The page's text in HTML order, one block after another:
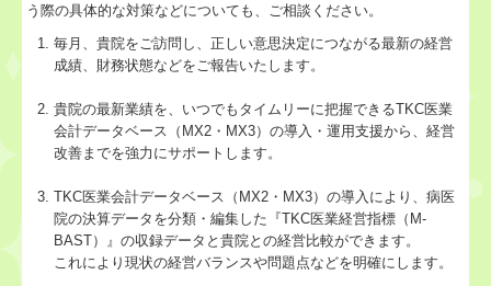
継続MASシステム
戦略販売・購買情報システム
戦略給与情報システム
建設業用会計情報DB
お問合せ
求人情報
う際の具体的な対策などについても、ご相談ください。
毎月、貴院をご訪問し、正しい意思決定につながる最新の経営
成績、財務状態などをご報告いたします。
貴院の最新業績を、いつでもタイムリーに把握できるTKC医業
会計データベース（MX2・MX3）の導入・運用支援から、経営
改善までを強力にサポートします。
TKC医業会計データベース（MX2・MX3）の導入により、病医
院の決算データを分類・編集した『TKC医業経営指標（M-
BAST）』の収録データと貴院との経営比較ができます。
これにより現状の経営バランスや問題点などを明確にします。